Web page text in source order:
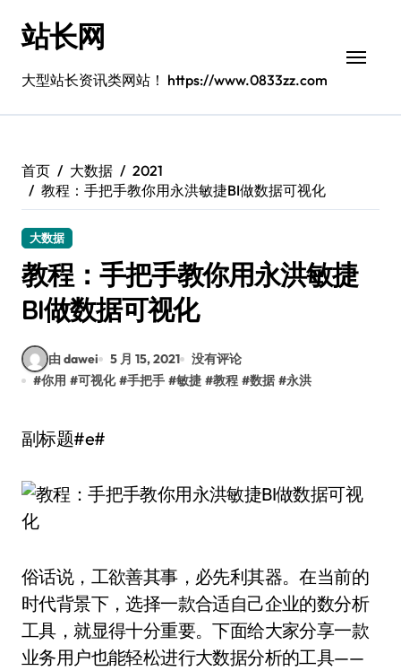
站长网
大型站长资讯类网站！ https://www.0833zz.com
首页 大数据
2021
教程：手把手教你用永洪敏捷BI做数据可视化
大数据
教程：手把手教你用永洪敏捷
BI做数据可视化
由 dawei 5 月 15, 2021
没有评论
#你用 #可视化 #手把手 #敏捷 #教程 #数据 #永洪
副标题#e#
俗话说，工欲善其事，必先利其器。在当前的
时代背景下，选择一款合适自己企业的数分析
工具，就显得十分重要。下面给大家分享一款
业务用户也能轻松进行大数据分析的工具——